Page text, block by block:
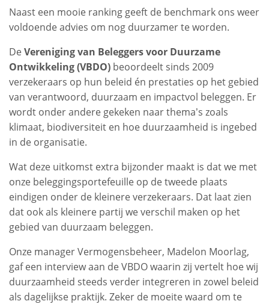
Naast een mooie ranking geeft de benchmark ons weer
voldoende advies om nog duurzamer te worden.
DeVereniging van Beleggers voor Duurzame
Ontwikkeling (VBDO) beoordeelt sinds 2009
verzekeraars op hun beleid én prestaties op het gebied
van verantwoord, duurzaam en impactvol beleggen. Er
wordt onder andere gekeken naar thema’s zoals
klimaat, biodiversiteit en hoe duurzaamheid is ingebed
in de organisatie.
Wat deze uitkomst extra bijzonder maakt is dat we met
onze beleggingsportefeuille op de tweede plaats
eindigen onder de kleinere verzekeraars. Dat laat zien
dat ook als kleinere partij we verschil maken op het
gebied van duurzaam beleggen.
Onze manager Vermogensbeheer, Madelon Moorlag,
gaf een interview aan de VBDO waarin zij vertelt hoe wij
duurzaamheid steeds verder integreren in zowel beleid
als dagelijkse praktijk. Zeker de moeite waard om te